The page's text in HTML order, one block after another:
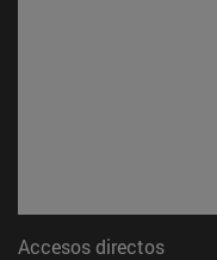
Accesos directos